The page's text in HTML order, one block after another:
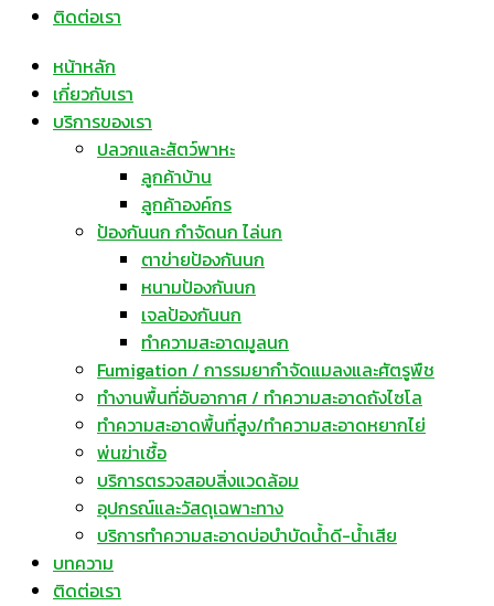
ติดต่อเรา
หน้าหลัก
เกี่ยวกับเรา
บริการของเรา
ปลวกและสัตว์พาหะ
ลูกค้าบ้าน
ลูกค้าองค์กร
ป้องกันนก กำจัดนก ไล่นก
ตาข่ายป้องกันนก
หนามป้องกันนก
เจลป้องกันนก
ทำความสะอาดมูลนก
Fumigation / การรมยากำจัดแมลงและศัตรูพืช
ทำงานพื้นที่อับอากาศ / ทำความสะอาดถังไซโล
ทำความสะอาดพื้นที่สูง/ทำความสะอาดหยากไย่
พ่นฆ่าเชื้อ
บริการตรวจสอบสิ่งแวดล้อม
อุปกรณ์และวัสดุเฉพาะทาง
บริการทำความสะอาดบ่อบำบัดน้ำดี-น้ำเสีย
บทความ
ติดต่อเรา